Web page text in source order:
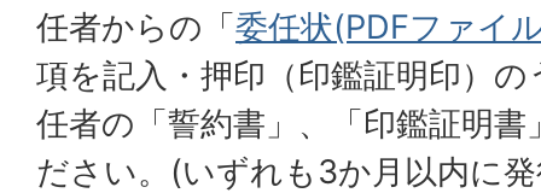
任者からの「委任状(PDFファイ
項を記入・押印（印鑑証明印）
任者の「誓約書」、「印鑑証明
ださい。(いずれも3か月以内に